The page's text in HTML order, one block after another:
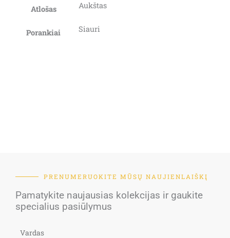
Atlošas Aukštas
Porankiai Siauri
PRENUMERUOKITE MŪSŲ NAUJIENLAIŠKĮ
Pamatykite naujausias kolekcijas ir gaukite
specialius pasiūlymus